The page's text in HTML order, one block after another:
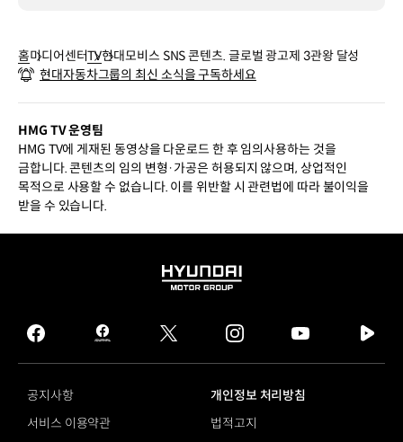
홈미디어센터TV현대모비스 SNS 콘텐츠. 글로벌 광고제 3관왕 달성
현대자동차그룹의 최신 소식을 구독하세요
HMG TV 운영팀
HMG TV에 게재된 동영상을 다운로드 한 후 임의사용하는 것을
금합니다. 콘텐츠의 임의 변형·가공은 허용되지 않으며, 상업적인
목적으로 사용할 수 없습니다. 이를 위반할 시 관련법에 따라 불이익을
받을 수 있습니다.
HYUNDAI
GROUP
facebook
hmg
journal
twitter instagram
tv
공지사항
개인정보 처리방침
서비스 이용약관
법적고지